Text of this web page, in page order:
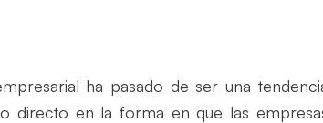
ha pasado de ser una
directo en la forma en que las